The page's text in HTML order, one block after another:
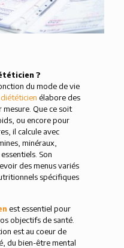
?
du mode de vie
diététicien élabore des
Que ce soit
ou encore pour
il calcule avec
minéraux,
Son
des menus variés
spécifiques
est essentiel pour
objectifs de santé.
est au coeur de
du bien-être mental